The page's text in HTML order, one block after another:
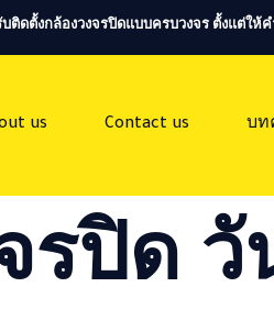
บติดตั้งกล้องวงจรปิดแบบครบวงจร ตั้งแต่
us Contact us บท
ปิด วั